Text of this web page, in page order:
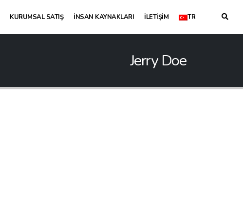
KURUMSAL SATIŞ İNSAN KAYNAKLARI İLETIŞIM TR
Jerry Doe